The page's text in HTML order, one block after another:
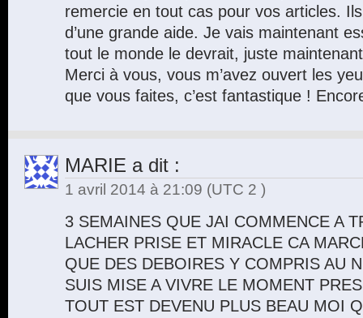
remercie en tout cas pour vos articles.
d’une grande aide. Je vais maintenant
tout le monde le devrait, juste
Merci à vous, vous m’avez ouvert les
que vous faites, c’est fantastique !
MARIE a dit :
1 avril 2014 à 21:09 (UTC 2 )
3 SEMAINES QUE JAI COMMENCE A
LACHER PRISE ET MIRACLE CA
QUE DES DEBOIRES Y COMPRIS AU
SUIS MISE A VIVRE LE MOMENT
TOUT EST DEVENU PLUS BEAU MOI